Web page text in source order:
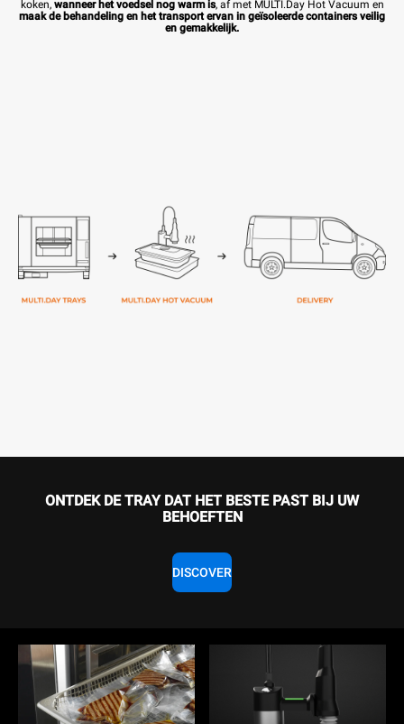
koken,wanneer het voedsel nog warm is, af met MULTI.Day Hot Vacuum en
maak de behandeling en het transport ervan in geïsoleerde containers veilig
en gemakkelijk.
ONTDEK DE TRAY DAT HET BESTE PAST BIJ UW
BEHOEFTEN
DISCOVER